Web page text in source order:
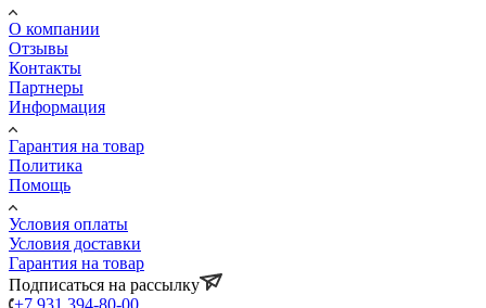
О компании
Отзывы
Контакты
Партнеры
Информация
Гарантия на товар
Политика
Помощь
Условия оплаты
Условия доставки
Гарантия на товар
Подписаться на рассылку
+7 931 394-80-00